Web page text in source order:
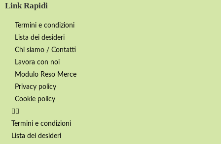
Link Rapidi
Termini e condizioni
Lista dei desideri
Chi siamo / Contatti
Lavora con noi
Modulo Reso Merce
Privacy policy
Cookie policy
Termini e condizioni
Lista dei desideri